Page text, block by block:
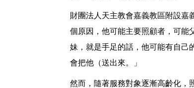
財團法人天主教會嘉義教區附設
個原因，他可能主要照顧者，可能
妹，就是手足的話，他可能有自己
會把他（送出來。」
然而，隨著服務對象逐漸高齡化，